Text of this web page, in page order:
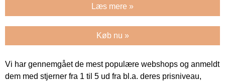
Læs mere »
Køb nu »
Vi har gennemgået de mest populære webshops og anmeldt
dem med stjerner fra 1 til 5 ud fra bl.a. deres prisniveau,